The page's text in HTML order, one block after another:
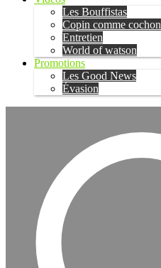
Les Bouffistas
Copin comme cochon
Entretien
World of watson
Promotions
Les Good News
Évasion